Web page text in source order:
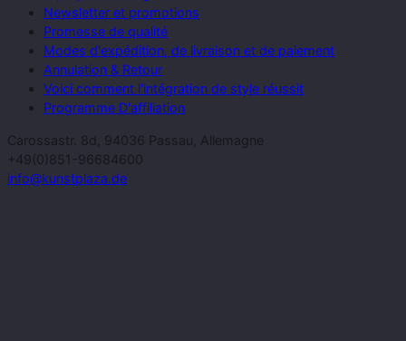
Newsletter et promotions
Promesse de qualité
Modes d'expédition, de livraison et de paiement
Annulation & Retour
Voici comment l'intégration de style réussit
Programme D'affiliation
Carossastr. 8d, 94036 Passau, Allemagne
+49(0)851-96684600
info@kunstplaza.de